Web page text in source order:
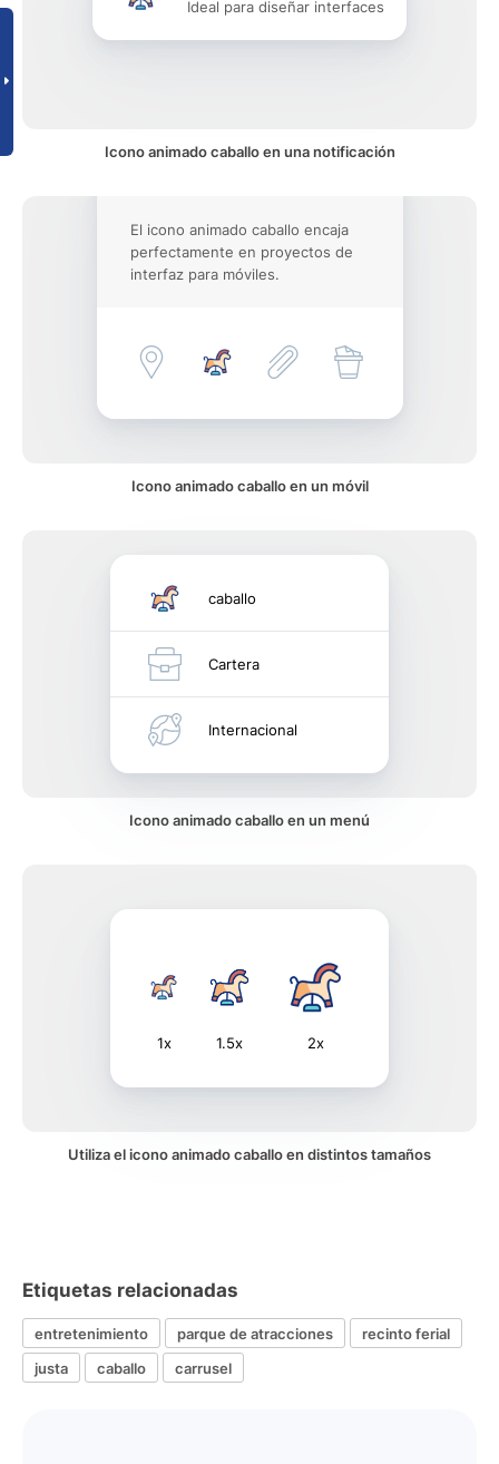
Ideal para diseñar interfaces
Icono animado caballo en una notificación
El icono animado caballo encaja
perfectamente en proyectos de
interfaz para móviles.
Icono animado caballo en un móvil
caballo
Cartera
Internacional
Icono animado caballo en un menú
1x 1.5x 2x
Utiliza el icono animado caballo en distintos tamaños
Etiquetas relacionadas
entretenimiento parque de atracciones
recinto ferial
justa
caballo carrusel